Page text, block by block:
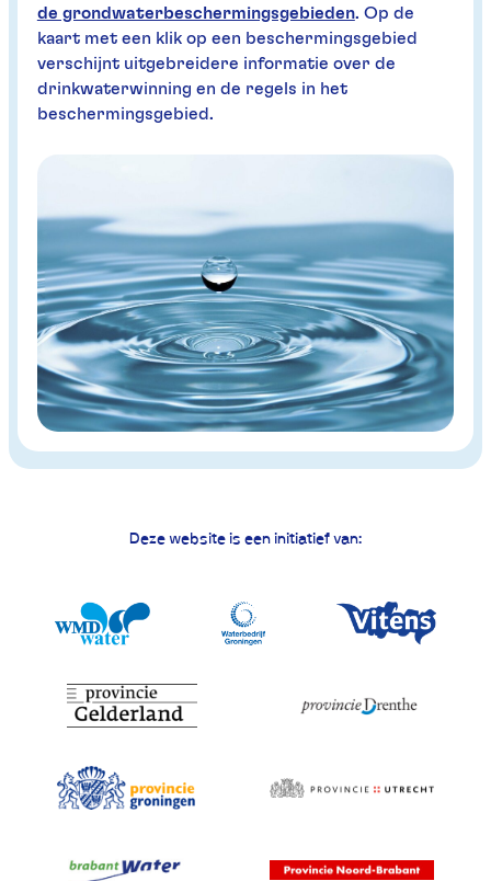
de grondwaterbeschermingsgebieden. Op de
kaart met een klik op een beschermingsgebied
verschijnt uitgebreidere informatie over de
drinkwaterwinning en de regels in het
beschermingsgebied.
Deze website is een initiatief van: